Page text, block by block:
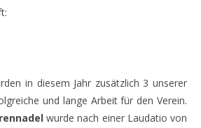
in diesem Jahr zusätzlich 3 unserer
und lange Arbeit für den Verein.
wurde nach einer Laudatio von